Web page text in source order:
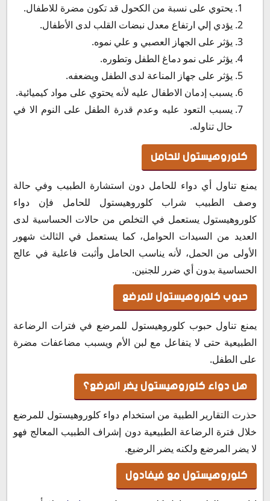
يحتوي على نسبة من الكحول قد تكون مضرة للاطفال.
يؤدي إلي ارتفاع معدل نبضات القلب لدى الأطفال.
يؤثر على الجهاز العصبي و علي نموه.
يؤثر على نمو دماغ الطفل وتطوره.
يؤثر على جهاز المناعة لدى الطفل ويضعفه.
يسبب إدمان الاطفال عليه لأنه يحتوي على مواد كيميائية.
يسبب التعود عليه وعدم قدرة الطفل على النوم الا في
حال تناوله.
كلوروهيستول للحامل
يمنع تناول أي دواء للحامل دون استشارة الطبيب وفي حالة
وصف الطبيب شراب كلوروهيستول للحامل فإن دواء
كلوروهيستول يستعمل في التخلص من حالات الحساسية لدى
العديد من السيدات الحوامل، كما يستعمل في الثالث شهور
الأولى من الحمل، لأنه يناسب الحامل وأثبت فاعلية في عالج
الحساسية بدون أي ضرر للجنين.
حبوب كلوروهيستول للمرضع
يمنع تناول حبوب كلوروهيستول للمرضع في فترات الرضاعة
الطبيعية حتى لا يتفاعل مع لبن الأم ويسبب مضاعفات مضرة
على الطفل.
هل دواء كلوروهيستول يضر المرضع؟
حذرت التقارير الطبية من استخدام دواء كلوروهيستول للمرضع
خلال فترة الرضاعة الطبيعية دون إشراف الطبيب المعالج فهو
لا يضر المرضع ولكنه يضر الرضيع.
كلوروهيستول مع فيفادول